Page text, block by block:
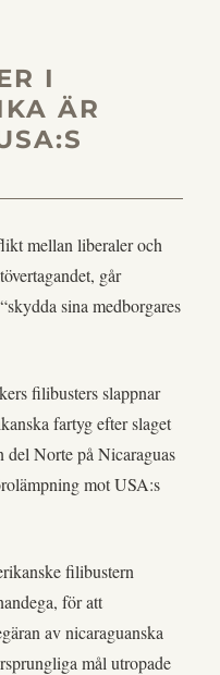
I
ÄR
mellan liberaler och
går
sina medborgares
filibusters slappnar
fartyg efter slaget
del Norte på Nicaraguas
mot USA:s
filibustern
för att
av nicaraguanska
mål utropade